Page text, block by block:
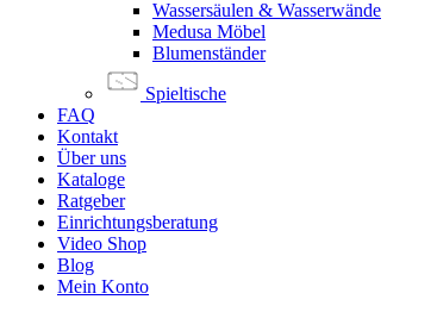
Wassersäulen & Wasserwände
Medusa Möbel
Blumenständer
Spieltische
FAQ
Kontakt
Über uns
Kataloge
Ratgeber
Einrichtungsberatung
Video Shop
Blog
Mein Konto